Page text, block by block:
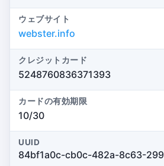
ウェブサイト
webster.info
クレジットカード
5248760836371393
カードの有効期限
10/30
UUID
84bf1a0c-cb0c-482a-8c63-